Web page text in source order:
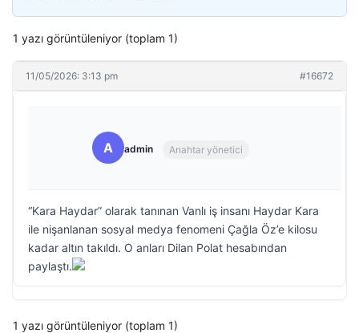
1 yazı görüntüleniyor (toplam 1)
11/05/2026: 3:13 pm #16672
A admin Anahtar yönetici
“Kara Haydar” olarak tanınan Vanlı iş insanı Haydar Kara
ile nişanlanan sosyal medya fenomeni Çağla Öz’e kilosu
kadar altın takıldı. O anları Dilan Polat hesabından
paylaştı.
1 yazı görüntüleniyor (toplam 1)